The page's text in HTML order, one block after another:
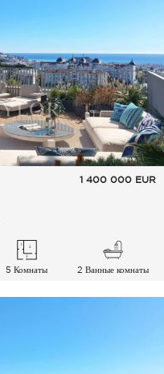
1 400 000 EUR
5 Комнаты 2 Ванные комнаты